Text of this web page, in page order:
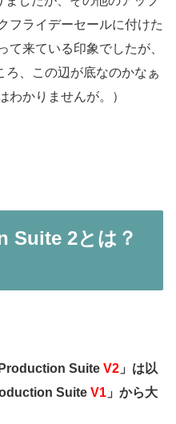
フライデーセールに付けた
て来ている印象でしたが、
ろ、この辺が底なのかなぁ
わかりませんが。）
Suite 2とは？
Production Suite V2 」は以
Suite V1 」から大